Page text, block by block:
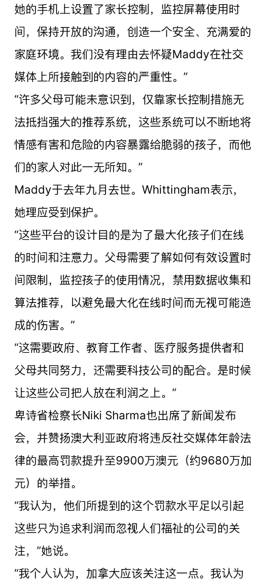
她的手机上设置了家长控制，监控屏幕使用时
间，保持开放的沟通，创造一个安全、充满爱的
家庭环境。我们没有理由去怀疑Maddy在社交
媒体上所接触到的内容的严重性。”
“许多父母可能未意识到，仅靠家长控制措施无
法抵挡强大的推荐系统，这些系统可以不断地将
情感有害和危险的内容暴露给脆弱的孩子，而他
们的家人对此一无所知。”
Maddy于去年九月去世。Whittingham表示，
她理应受到保护。
“这些平台的设计目的是为了最大化孩子们在线
的时间和注意力。父母需要了解如何有效设置时
间限制，监控孩子的使用情况，禁用数据收集和
算法推荐，以避免最大化在线时间而无视可能造
成的伤害。”
“这需要政府、教育工作者、医疗服务提供者和
父母共同努力，还需要科技公司的配合。是时候
让这些公司把人放在利润之上。”
卑诗省检察长Niki Sharma也出席了新闻发布
会，并赞扬澳大利亚政府将违反社交媒体年龄法
律的最高罚款提升至9900万澳元（约9680万加
元）的举措。
“我认为，他们所提到的这个罚款水平足以引起
这些只为追求利润而忽视人们福祉的公司的关
注，”她说。
“我个人认为，加拿大应该关注这一点。我认为